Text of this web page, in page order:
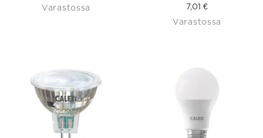
Varastossa 7,01 €
Varastossa